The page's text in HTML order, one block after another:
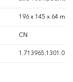
196 x 145 x 64 mm
CN
1.713965.1301.00